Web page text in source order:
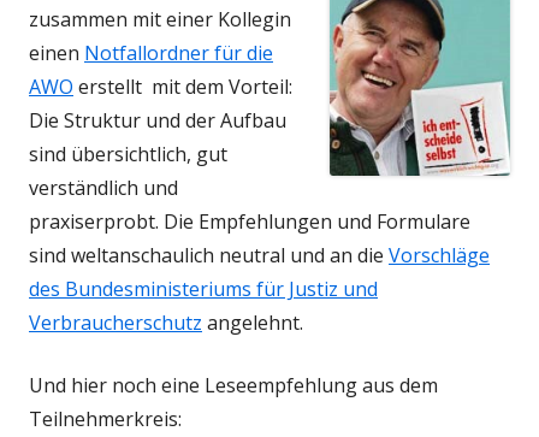
zusammen mit einer Kollegin
einen Notfallordner für die
AWO erstellt mit dem Vorteil:
Die Struktur und der Aufbau
sind übersichtlich, gut
verständlich und
praxiserprobt. Die Empfehlungen und Formulare
sind weltanschaulich neutral und an die Vorschläge
des Bundesministeriums für Justiz und
Verbraucherschutz angelehnt.
Und hier noch eine Leseempfehlung aus dem
Teilnehmerkreis: